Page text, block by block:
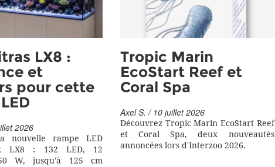
LX8 :
et
pour cette
2026
nouvelle rampe LED
LX8 : 132 LED, 12
W, jusqu'à 125 cm
Tropic Marin
EcoStart Reef et
Coral Spa
Axel S. / 10 juillet 2026
Découvrez Tropic Marin EcoStart Reef
et Coral Spa, deux nouveautés
annoncées lors d'Interzoo 2026.